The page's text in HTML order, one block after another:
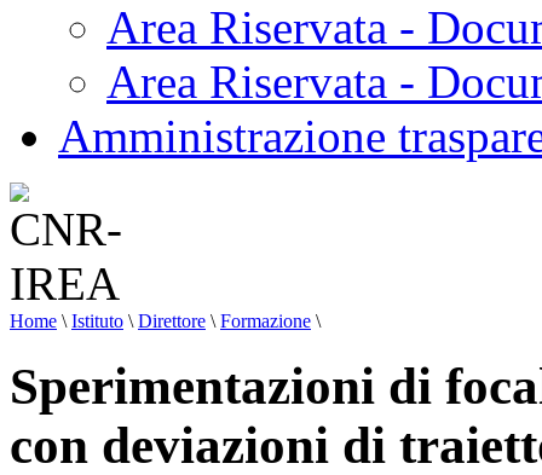
Area Riservata -
Area Riservata -
Amministrazione
Home \ Istituto \ Direttore \ Formazione \
Sperimentazioni di
con deviazioni di